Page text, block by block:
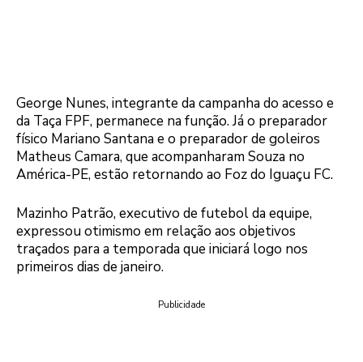
George Nunes, integrante da campanha do acesso e
da Taça FPF, permanece na função. Já o preparador
físico Mariano Santana e o preparador de goleiros
Matheus Camara, que acompanharam Souza no
América-PE, estão retornando ao Foz do Iguaçu FC.
Mazinho Patrão, executivo de futebol da equipe,
expressou otimismo em relação aos objetivos
traçados para a temporada que iniciará logo nos
primeiros dias de janeiro.
Publicidade